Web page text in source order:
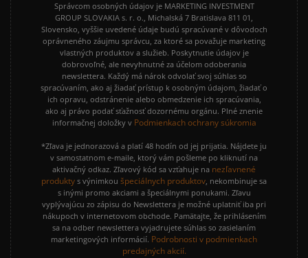
Správcom osobných údajov je MARKETING INVESTMENT
GROUP SLOVAKIA s. r. o., Michalská 7 Bratislava 811 01,
Slovensko, vyššie uvedené údaje budú spracúvané v dôvodoch
oprávneného záujmu správcu, za ktoré sa považuje marketing
vlastných produktov a služieb. Poskytnutie údajov je
dobrovoľné, ale nevyhnutné za účelom odoberania
newslettera. Každý má nárok odvolať svoj súhlas so
spracúvaním, ako aj žiadať prístup k osobným údajom, žiadať o
ich opravu, odstránenie alebo obmedzenie ich spracúvania,
ako aj právo podať sťažnosť dozornému orgánu. Plné znenie
informačnej doložky v Podmienkach ochrany súkromia
*Zľava je jednorazová a platí 48 hodín od jej prijatia. Nájdete ju
v samostatnom e-maile, ktorý vám pošleme po kliknutí na
aktivačný odkaz. Zľavový kód sa vzťahuje na nezľavnené
produkty s výnimkou špeciálnych produktov, nekombinuje sa
s inými promo akciami a špeciálnymi ponukami. Zľavu
vyplývajúcu zo zápisu do Newslettera je možné uplatniť iba pri
nákupoch v internetovom obchode. Pamätajte, že prihlásením
sa na odber newslettera vyjadrujete súhlas so zasielaním
marketingových informácií. Podrobnosti v podmienkach
predajných akcií.